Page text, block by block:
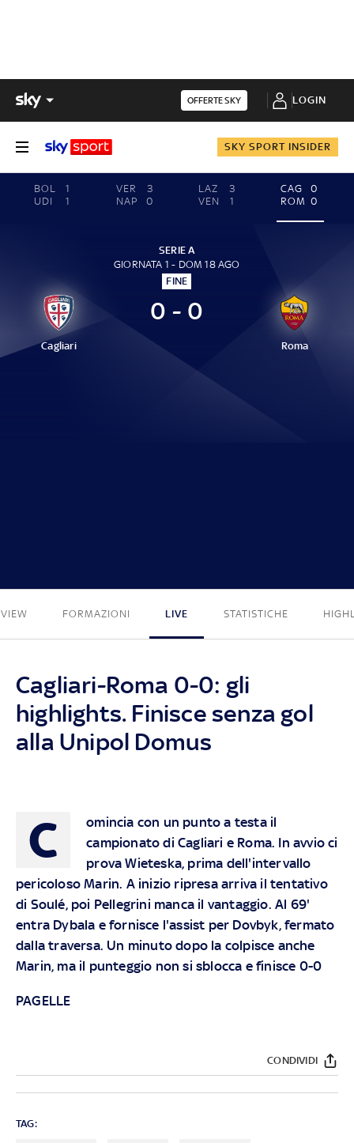
OFFERTE SKY LOGIN
SKY SPORT INSIDER
BOL
1
UDI
1
VER
3
NAP
0
LAZ
3
VEN
1
CAG
0
ROM 0
SERIE A
GIORNATA 1 - DOM 18 AGO
FINE
Cagliari
0 - 0
Roma
FORMAZIONI LIVE STATISTICHE
Cagliari-Roma 0-0: gli
highlights. Finisce senza gol
alla Unipol Domus
C
omincia con un punto a testa il
campionato di Cagliari e Roma. In avvio ci
prova Wieteska, prima dell'intervallo
pericoloso Marin. A inizio ripresa arriva il tentativo
di Soulé, poi Pellegrini manca il vantaggio. Al 69'
entra Dybala e fornisce l'assist per Dovbyk, fermato
dalla traversa. Un minuto dopo la colpisce anche
Marin, ma il punteggio non si sblocca e finisce 0-0
PAGELLE
CONDIVIDI
TAG: